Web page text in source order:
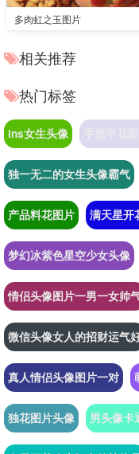
多肉虹之玉图片
相关推荐
热门标签
ins女生头像
独一无二的女生头像霸气
产品料花图片 满天星开
梦幻冰紫色星空少女头像
情侣头像图片一男一女帅
微信头像女人的招财运气
真人情侣头像图片一对
独花图片头像 男头像卡